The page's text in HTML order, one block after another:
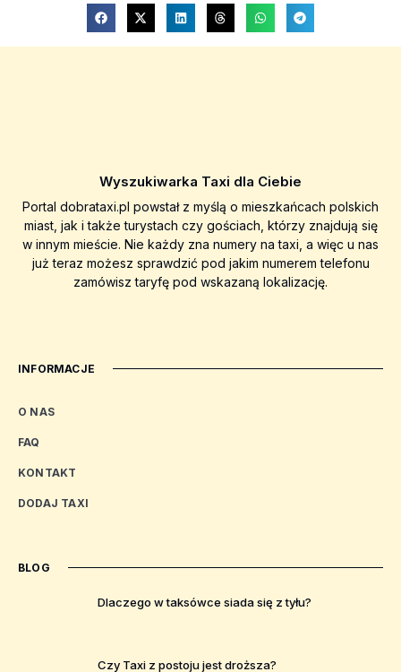
Wyszukiwarka Taxi dla Ciebie
Portal dobrataxi.pl powstał z myślą o mieszkańcach polskich
miast, jak i także turystach czy gościach, którzy znajdują się
w innym mieście. Nie każdy zna numery na taxi, a więc u nas
już teraz możesz sprawdzić pod jakim numerem telefonu
zamówisz taryfę pod wskazaną lokalizację.
INFORMACJE
O NAS
FAQ
KONTAKT
DODAJ TAXI
BLOG
Dlaczego w taksówce siada się z tyłu?
Czy Taxi z postoju jest droższa?